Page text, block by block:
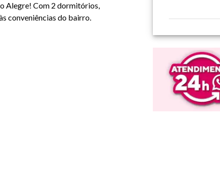
Alegre! Com 2 dormitórios,
conveniências do bairro.